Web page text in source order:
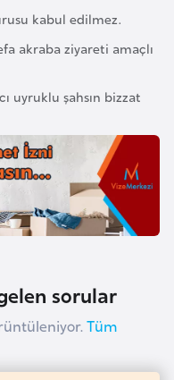
kabul edilmez.
akraba ziyareti amaçlı
uyruklu şahsın bizzat
sorular
Tüm